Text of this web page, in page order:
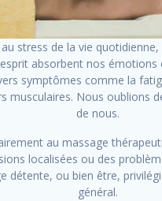
stress de la vie
absorbent nos émotions
symptômes comme la
musculaires. Nous oublions
de nous.
au massage
localisées ou des
détente, ou bien être,
général.